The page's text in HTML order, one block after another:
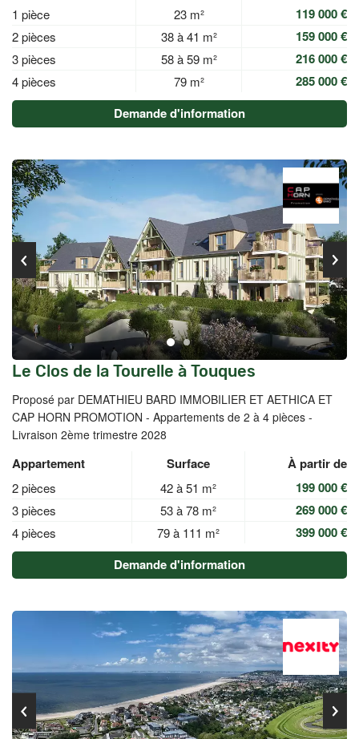
1 pièce 23 m² 119 000 €
2 pièces 38 à 41 m² 159 000 €
3 pièces 58 à 59 m² 216 000 €
4 pièces 79 m²
285 000 €
Demande d'information
Le Clos de la Tourelle à Touques
Proposé par DEMATHIEU BARD IMMOBILIER ET AETHICA ET
CAP HORN PROMOTION - Appartements de 2 à 4 pièces -
Livraison 2ème trimestre 2028
Appartement Surface À partir de
2 pièces 42 à 51 m² 199 000 €
3 pièces 53 à 78 m² 269 000 €
4 pièces 79 à 111 m²
399 000 €
Demande d'information